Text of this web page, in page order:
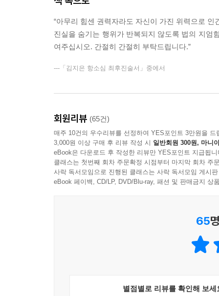
“아무리 힘센 권력자라도 자신이 가진 위력으로
진실을 숨기는 행위가 반복되지 않도록 법의 지엄
여주십시오. 간절히 간절히 부탁드립니다.”
---「김지은 항소심 최후진술서」중에서
회원리뷰 (65건)
매주 10건의 우수리뷰를 선정하여 YES포인트 3만원을 드
3,000원 이상 구매 후 리뷰 작성 시 일반회원 300원, 마니
eBook은 다운로드 후 작성한 리뷰만 YES포인트 지급됩니
클래스는 첫번째 회차 주문확정 시점부터 마지막 회차 주
사락 독서모임으로 진행된 클래스는 사락 독서모임 게시
eBook 페이백, CD/LP, DVD/Blu-ray, 패션 및 판매금지 상
65
별점별로 리뷰를 확인해 보세